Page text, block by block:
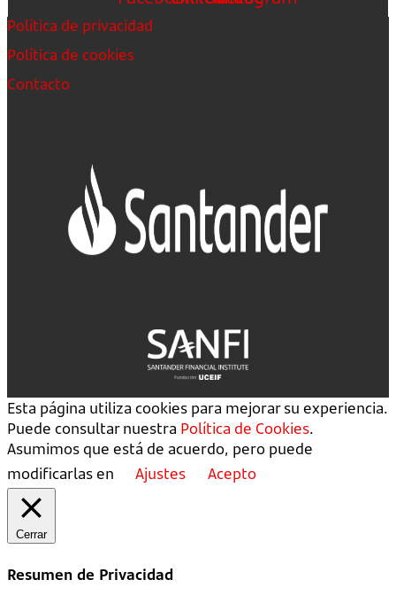
Política de privacidad
Política de cookies
Contacto
Esta página utiliza cookies para mejorar su experiencia.
Puede consultar nuestra Política de Cookies.
Asumimos que está de acuerdo, pero puede
modificarlas en
Ajustes Acepto
Cerrar
Resumen de Privacidad